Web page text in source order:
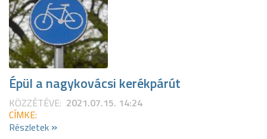
Épül a nagykovácsi kerékpárút
KÖZZÉTÉVE: 2021.07.15. 14:24
CÍMKE:
Részletek »